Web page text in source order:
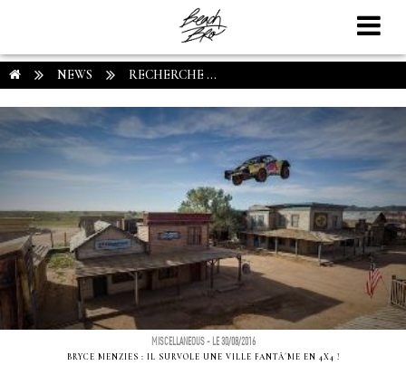
NEWS RECHERCHE ...
MISCELLANEOUS - LE 30/08/2016
BRYCE MENZIES : IL SURVOLE UNE VILLE FANTÃ´ME EN 4X4 !